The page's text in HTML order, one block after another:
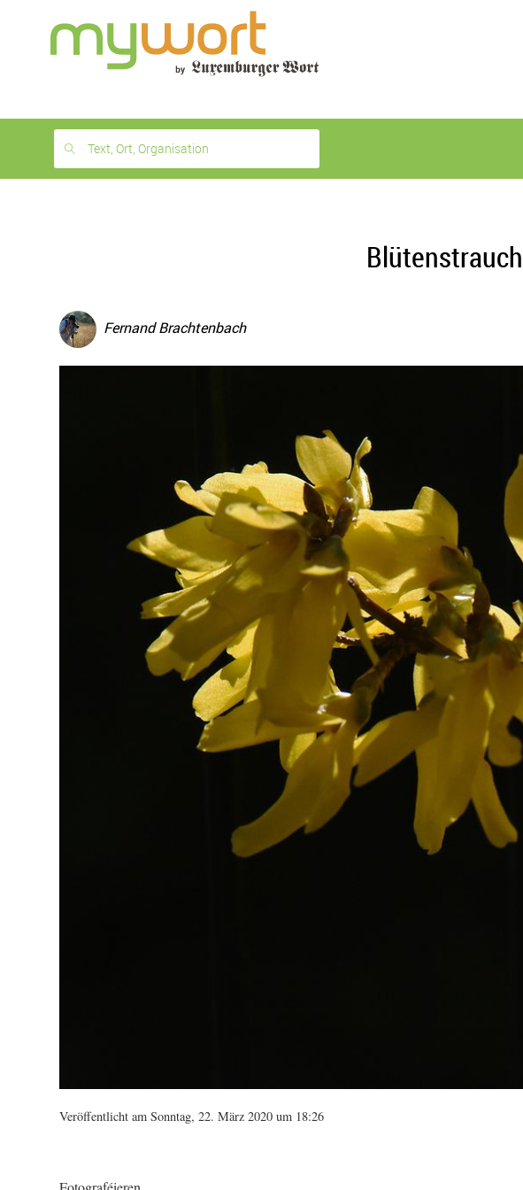
month
free
Text, Ort, Organisation
Fernand Brachtenbach
Veröffentlicht am Sonntag, 22. März 2020 um 18:26